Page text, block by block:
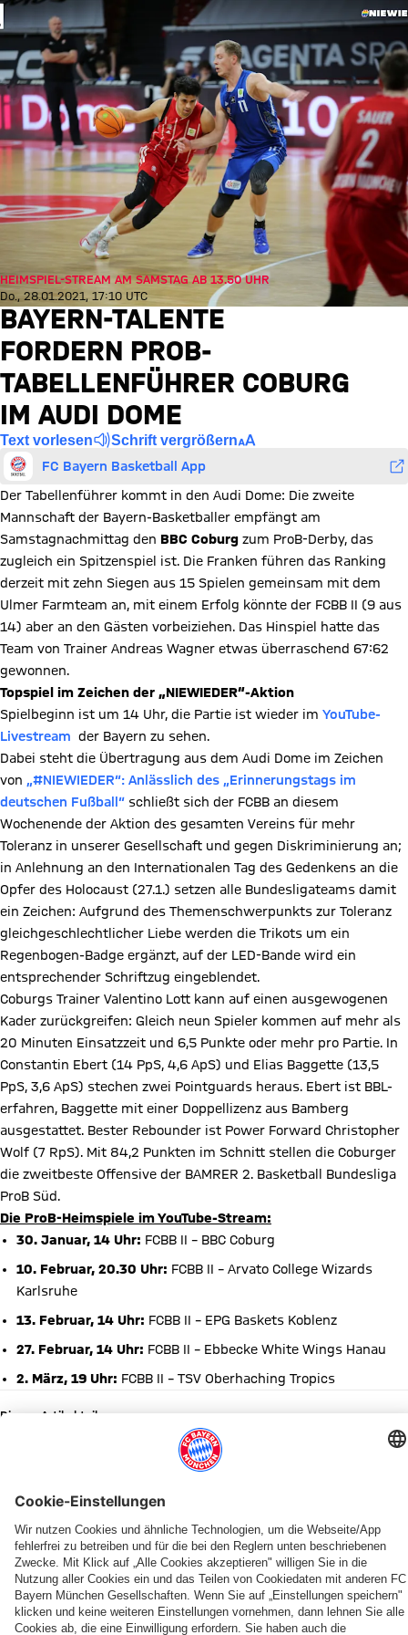
HEIMSPIEL-STREAM AM SAMSTAG AB 13.50 UHR
Do., 28.01.2021, 17:10 UTC
BAYERN-TALENTE
FORDERN PROB-
TABELLENFÜHRER COBURG
IM AUDI DOME
Text vorlesen Schrift vergrößern
FC Bayern Basketball App
Der Tabellenführer kommt in den Audi Dome: Die zweite
Mannschaft der Bayern-Basketballer empfängt am
Samstagnachmittag den BBC Coburg zum ProB-Derby, das
zugleich ein Spitzenspiel ist. Die Franken führen das Ranking
derzeit mit zehn Siegen aus 15 Spielen gemeinsam mit dem
Ulmer Farmteam an, mit einem Erfolg könnte der FCBB II (9 aus
14) aber an den Gästen vorbeiziehen. Das Hinspiel hatte das
Team von Trainer Andreas Wagner etwas überraschend 67:62
gewonnen.
Topspiel im Zeichen der „NIEWIEDER“-Aktion
Spielbeginn ist um 14 Uhr, die Partie ist wieder im YouTube-
Livestream der Bayern zu sehen.
Dabei steht die Übertragung aus dem Audi Dome im Zeichen
von „#NIEWIEDER“: Anlässlich des „Erinnerungstags im
deutschen Fußball“ schließt sich der FCBB an diesem
Wochenende der Aktion des gesamten Vereins für mehr
Toleranz in unserer Gesellschaft und gegen Diskriminierung an;
in Anlehnung an den Internationalen Tag des Gedenkens an die
Opfer des Holocaust (27.1.) setzen alle Bundesligateams damit
ein Zeichen: Aufgrund des Themenschwerpunkts zur Toleranz
gleichgeschlechtlicher Liebe werden die Trikots um ein
Regenbogen-Badge ergänzt, auf der LED-Bande wird ein
entsprechender Schriftzug eingeblendet.
Coburgs Trainer Valentino Lott kann auf einen ausgewogenen
Kader zurückgreifen: Gleich neun Spieler kommen auf mehr als
20 Minuten Einsatzzeit und 6,5 Punkte oder mehr pro Partie. In
Constantin Ebert (14 PpS, 4,6 ApS) und Elias Baggette (13,5
PpS, 3,6 ApS) stechen zwei Pointguards heraus. Ebert ist BBL-
erfahren, Baggette mit einer Doppellizenz aus Bamberg
ausgestattet. Bester Rebounder ist Power Forward Christopher
Wolf (7 RpS). Mit 84,2 Punkten im Schnitt stellen die Coburger
die zweitbeste Offensive der BAMRER 2. Basketball Bundesliga
ProB Süd.
Die ProB-Heimspiele im YouTube-Stream:
30. Januar, 14 Uhr: FCBB II – BBC Coburg
10. Februar, 20.30 Uhr: FCBB II – Arvato College Wizards
Karlsruhe
13. Februar, 14 Uhr: FCBB II – EPG Baskets Koblenz
27. Februar, 14 Uhr: FCBB II – Ebbecke White Wings Hanau
2. März, 19 Uhr: FCBB II – TSV Oberhaching Tropics
Diesen Artikel teilen
WEITERE NEWS
NEWS
Der
FC
BUNDESLIGA
Zum
BBL-
PRESEASON
Teampräsentation
der
KADERUPDATE
Miles
&
PROB
Leverkusen
neu
YOUTUBE
Willkommen
Tobias
DIE FLEXIBLE ALTERNATIVE
FlexPass
GEBURTSTAGE
Happy
Birthday,